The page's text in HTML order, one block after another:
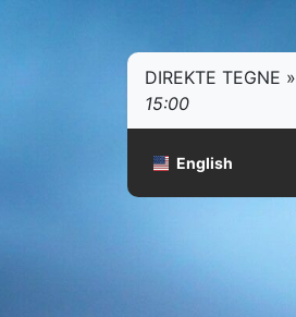
DIREKTE TEGNE »
15:00
English